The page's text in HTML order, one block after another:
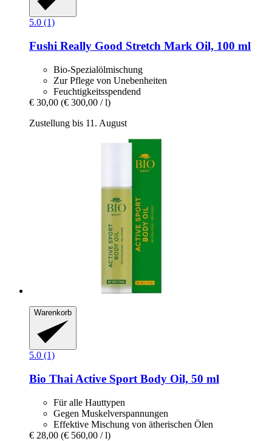
5.0 (1)
Fushi Really Good Stretch Mark Oil, 100 ml
Bio-Spezialölmischung
Zur Pflege von Unebenheiten
Feuchtigkeitsspendend
€ 30,00 (€ 300,00 / l)
Zustellung bis 11. August
Warenkorb
5.0 (1)
Bio Thai Active Sport Body Oil, 50 ml
Für alle Hauttypen
Gegen Muskelverspannungen
Effektive Mischung von ätherischen Ölen
€ 28,00 (€ 560,00 / l)